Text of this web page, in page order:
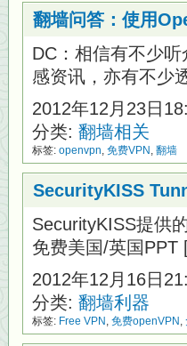
翻墙问答：使用
DC：相信有不少
感资讯，亦有不少
2012年12月23日
分类: 翻墙相关
标签: openvpn, 免费VPN , 翻墙
SecurityKISS
SecurityKISS提供
免费美国/英国
2012年12月16日
分类: 翻墙利器
标签: Free VPN , 免费openVPN ,